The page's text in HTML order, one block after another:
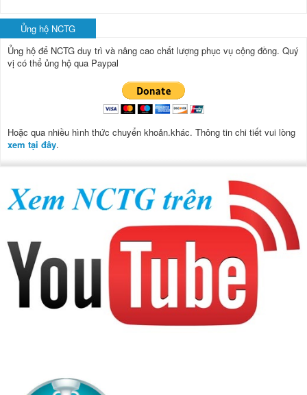
Ủng hộ NCTG
Ủng hộ để NCTG duy trì và nâng cao chất lượng phục vụ cộng đồng. Quý
vị có thể ủng hộ qua Paypal
Hoặc qua nhiều hình thức chuyển khoản.khác. Thông tin chi tiết vui lòng
xem tại đây.